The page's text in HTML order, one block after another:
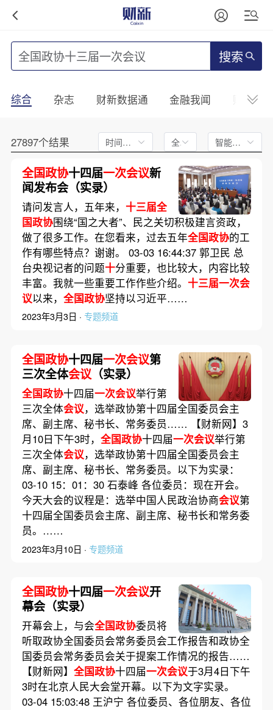
搜索
综合 杂志 财新数据通 金融我闻 财新
27897个结果 时间不限 全文 智能排序
全国政协十四届一次会议新
闻发布会（实录）
请问发言人，五年来， 十三届全
国政协围绕“国之大者”、民之关切积极建言资政，
做了很多工作。在您看来，过去五年全国政协的工
作有哪些特点？谢谢。 03-03 16:44:37 郭卫民 总
台央视记者的问题十分重要，也比较大，内容比较
丰富。我就一些重要工作作些介绍。 十三届一次会
议以来， 全国政协坚持以习近平……
2023年3月3日 · 专题频道
全国政协十四届一次会议第
三次全体会议（实录）
全国政协十四届一次会议举行第
三次全体会议，选举政协第十四届全国委员会主
席、副主席、秘书长、常务委员…… 【财新网】3
月10日下午3时， 全国政协十四届一次会议举行第
三次全体会议，选举政协第十四届全国委员会主
席、副主席、秘书长、常务委员。以下为实录：
03-10 15：01：30 石泰峰 各位委员：现在开会。
今天大会的议程是：选举中国人民政治协商会议第
十四届全国委员会主席、副主席、秘书长和常务委
员。……
2023年3月10日 · 专题频道
全国政协十四届一次会议开
幕会（实录）
开幕会上，与会全国政协委员将
听取政协全国委员会常务委员会工作报告和政协全
国委员会常务委员会关于提案工作情况的报告……
【财新网】 全国政协十四届一次会议于3月4日下午
3时在北京人民大会堂开幕。以下为文字实录。
03-04 15:03:48 王沪宁 各位委员、各位朋友、各位